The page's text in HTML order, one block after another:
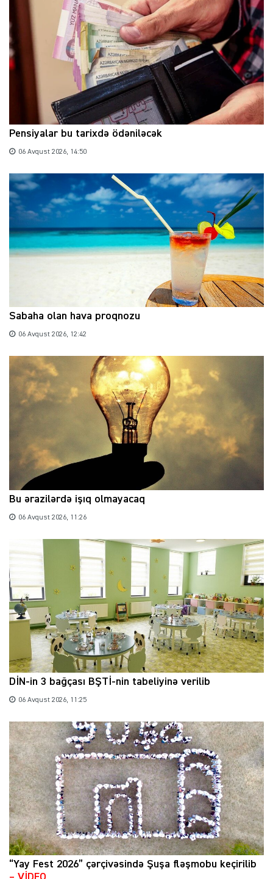
Pensiyalar bu tarixdə ödəniləcək
06 Avqust 2026, 14:50
Sabaha olan hava proqnozu
06 Avqust 2026, 12:42
Bu ərazilərdə işıq olmayacaq
06 Avqust 2026, 11:26
DİN-in 3 bağçası BŞTİ-nin tabeliyinə verilib
06 Avqust 2026, 11:25
“Yay Fest 2026” çərçivəsində Şuşa fləşmobu keçirilib